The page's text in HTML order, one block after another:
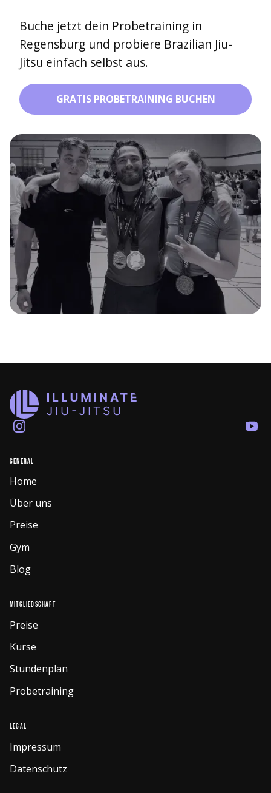
Buche jetzt dein Probetraining in
Regensburg und probiere Brazilian Jiu-
Jitsu einfach selbst aus.
GRATIS PROBETRAINING BUCHEN
Instagram
General
Home
Über uns
Preise
Gym
Blog
Mitgliedschaft
Preise
Kurse
Stundenplan
Probetraining
Legal
Impressum
Datenschutz